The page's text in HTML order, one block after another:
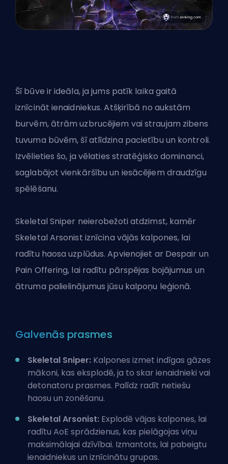
Šī būve ir ideāla, ja jums patīk laika gaitā
iznīcināt ienaidniekus. Atšķirībā no aukstām
burvēm, ātrām uzbrucējiem vai straujam zibens
tuvuma būvēm, šī atlīdzina pacietību un kontroli.
Izvēlieties šo, ja vēlaties stratēģisko dominanci,
saglabājot vienkāršību un iesācējiem draudzīgu
spēlēšanu.
Skeletal Sniper neierobežoti atdzimst, kamēr
Skeletal Arsonist iznīcina vājās kalpones, lai
radītu haosa uzplūdus. Apvienojiet ar Despair un
Pain Offering, lai radītu pārspējas bojājumus un
ātruma palielinājumus jūsu kalpoņu leģionā.
Galvenās prasmes
Skeletal Sniper: Kalpones izmet indīgas gāzes
mākoni, kas eksplodē, ja to skar ienaidnieki vai
detonatoru prasmes. Palīdz radīt netiešu
haosu un zonēšanu.
Skeletal Arsonist: Explodē vājas kalpones, lai
radītu AoE sprādzienus, kas pielāgojas viņu
maksimālajai dzīvībai. Izmantots, lai pabeigtu
ienaidniekus un iznīcinātu grupas.